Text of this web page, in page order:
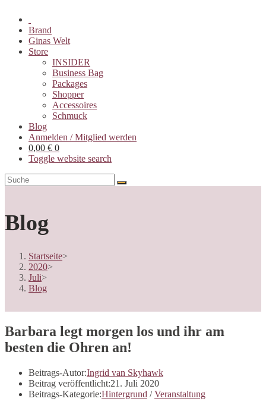
Brand
Ginas Welt
Store
INSIDER
Business Bag
Packages
Shopper
Accessoires
Schmuck
Blog
Anmelden / Mitglied werden
0,00 € 0
Toggle website search
Blog
Startseite>
2020>
Juli>
Blog
Barbara legt morgen los und ihr am
besten die Ohren an!
Beitrags-Autor:Ingrid van Skyhawk
Beitrag veröffentlicht:21. Juli 2020
Beitrags-Kategorie:Hintergrund / Veranstaltung